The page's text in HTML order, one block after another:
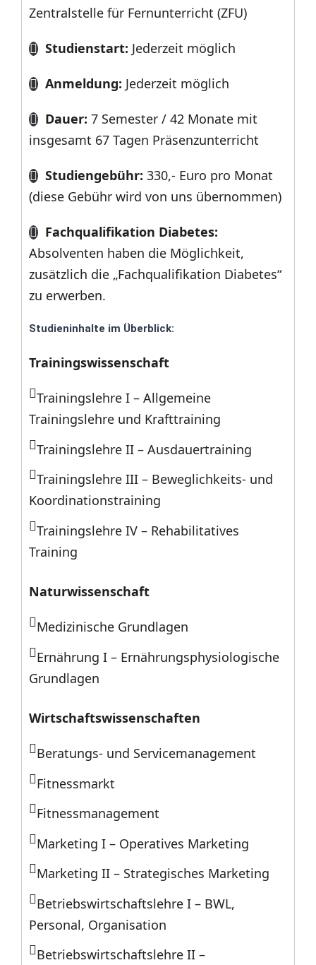
Zentralstelle für Fernunterricht (ZFU)
Studienstart: Jederzeit möglich
Anmeldung: Jederzeit möglich
Dauer: 7 Semester / 42 Monate mit
insgesamt 67 Tagen Präsenzunterricht
Studiengebühr: 330,- Euro pro Monat
(diese Gebühr wird von uns übernommen)
Fachqualifikation Diabetes:
Absolventen haben die Möglichkeit,
zusätzlich die „Fachqualifikation Diabetes“
zu erwerben.
Studieninhalte im Überblick:
Trainingswissenschaft
Trainingslehre I – Allgemeine
Trainingslehre und Krafttraining
Trainingslehre II – Ausdauertraining
Trainingslehre III – Beweglichkeits- und
Koordinationstraining
Trainingslehre IV – Rehabilitatives
Training
Naturwissenschaft
Medizinische Grundlagen
Ernährung I – Ernährungsphysiologische
Grundlagen
Wirtschaftswissenschaften
Beratungs- und Servicemanagement
Fitnessmarkt
Fitnessmanagement
Marketing I – Operatives Marketing
Marketing II – Strategisches Marketing
Betriebswirtschaftslehre I – BWL,
Personal, Organisation
Betriebswirtschaftslehre II –